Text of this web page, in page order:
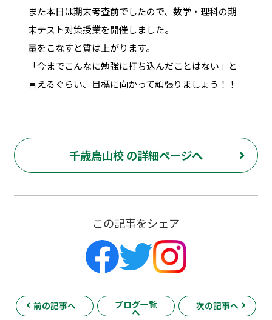
また本日は期末考査前でしたので、数学・理科の期
末テスト対策授業を開催しました。
量をこなすと質は上がります。
「今までこんなに勉強に打ち込んだことはない」と
言えるぐらい、目標に向かって頑張りましょう！！
千歳烏山校 の詳細ページへ
この記事をシェア
前の記事へ ブログ一覧
へ
次の記事へ